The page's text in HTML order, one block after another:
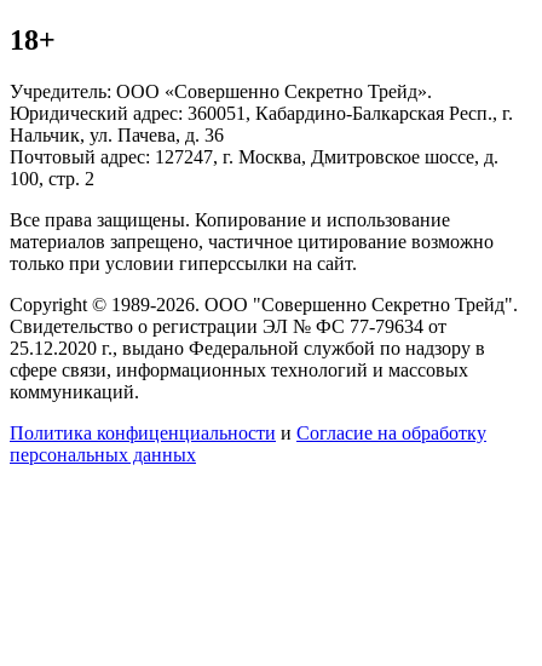
18+
Учредитель: ООО «Совершенно Секретно Трейд».
Юридический адрес: 360051, Кабардино-Балкарская Респ., г.
Нальчик, ул. Пачева, д. 36
Почтовый адрес: 127247, г. Москва, Дмитровское шоссе, д.
100, стр. 2
Все права защищены. Копирование и использование
материалов запрещено, частичное цитирование возможно
только при условии гиперссылки на сайт.
Copyright © 1989-2026. ООО "Совершенно Секретно Трейд".
Свидетельство о регистрации ЭЛ № ФС 77-79634 от
25.12.2020 г., выдано Федеральной службой по надзору в
сфере связи, информационных технологий и массовых
коммуникаций.
Политика конфиценциальности и Согласие на обработку
персональных данных